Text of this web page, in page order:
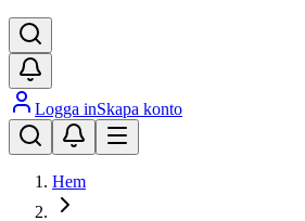
Logga inSkapa konto
Hem